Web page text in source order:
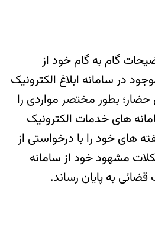
گام به گام خود از
در سامانه ابلاغ الکترونیک
بطور مختصر مواردی را
های خدمات الکترونیک
های خود را با درخواستی از
مشهود خود از سامانه
به پایان رساند.